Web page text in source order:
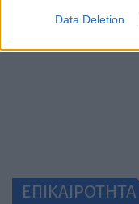
Data Deletion
ΕΠΙΚΑΙΡΟΤΗΤΑ